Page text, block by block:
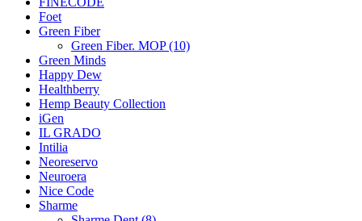
Foet
Green Fiber
Green Fiber. MOP (10)
Green Minds
Happy Dew
Healthberry
Hemp Beauty Collection
iGen
IL GRADO
Intilia
Neoreservo
Neuroera
Nice Code
Sharme